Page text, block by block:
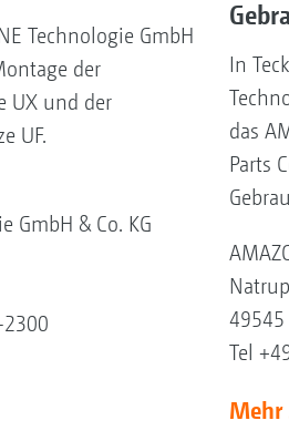
Technologie GmbH
der
UX und der
UF.
GmbH & Co. KG
In
das
Parts
49545
Tel
Mehr